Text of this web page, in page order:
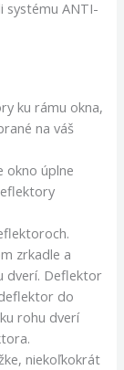
systému ANTI-
ku rámu okna,
na váš
okno úplne
zrkadle a
dverí. Deflektor
do
rohu dverí
niekoľkokrát